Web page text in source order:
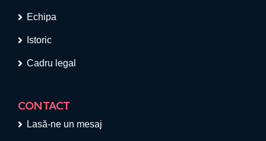
Echipa
Istoric
Cadru legal
CONTACT
Lasă-ne un mesaj